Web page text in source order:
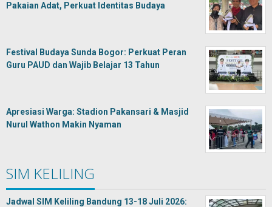
Pakaian Adat, Perkuat Identitas Budaya
Festival Budaya Sunda Bogor: Perkuat Peran
Guru PAUD dan Wajib Belajar 13 Tahun
Apresiasi Warga: Stadion Pakansari & Masjid
Nurul Wathon Makin Nyaman
SIM KELILING
Jadwal SIM Keliling Bandung 13-18 Juli 2026: